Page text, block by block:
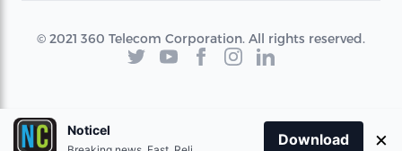
© 2021 360 Telecom Corporation. All rights reserved.
Noticel
Download ×